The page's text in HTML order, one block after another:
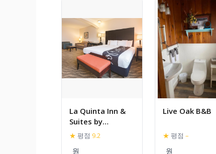
La Quinta Inn &
Suites by
Wyndham Glen
Rose
★ 평점 9.2
Live Oak B&B
★ 평점 –